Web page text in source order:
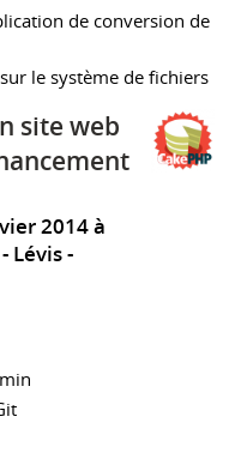
de conversion de
le système de fichiers
site web
2014 à
Lévis